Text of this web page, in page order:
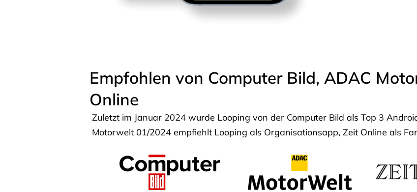
Empfohlen von Computer Bild, ADAC
Online
Zuletzt im Januar 2024 wurde Looping von der Computer Bild als Top 3
Motorwelt 01/2024 empfiehlt Looping als Organisationsapp, Zeit Online als